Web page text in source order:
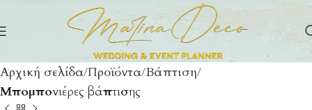
Αρχική σελίδα Προϊόντα Βάπτιση
Μπομπονιέρες βάπτισης